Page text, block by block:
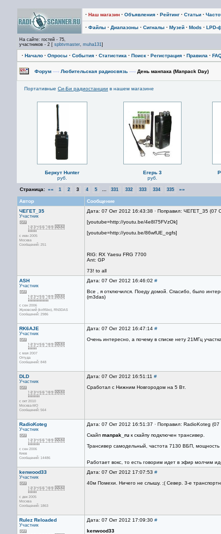
· Наш магазин · Объявления · Рейтинг · Статьи ·
· Файлы · Диапазоны · Сигналы · Музей · Mods · LPD-
На сайте: гостей - 75,
участников - 2 [ spbtvmaster, muha131]
· Начало · Опросы · События · Статистика · Поиск · Регистрация · Правила ·
Форум —› Любительская радиосвязь —› День манпака (Manpack Day)
Портативные Си-Би радиостанции в нашем магазине
Беркут Hunter
руб.
Егерь 3
руб.
Страница: «« 1 2 3 4 5 331 332 333 334 335 »»
Автор
Сообщение
ЧЕГЕТ_35
Участник
с июн 2005
Москва
Сообщений: 251
Дата: 07 Окт 2012 16:43:38 · Поправил: ЧЕГЕТ_35 (07
[youtube=http://youtu.be/4e8l75FVzOk]
[youtube=http://youtu.be/86wfUE_ogfs]
RIG: RX Yaesu FRG 7700
Ant: GP
73! to all
ASH
Участник
с сен 2006
Жуковский (ko95bo), RN3DAS
Сообщений: 2986
Дата: 07 Окт 2012 16:46:02 #
Все , я отключился. Поеду домой. Спасибо, было
(rn3das)
RK6AJE
Участник
с мая 2007
Оттуда
Сообщений: 848
Дата: 07 Окт 2012 16:47:14 #
Очень интересно, а почему в списке нету 21МГц
DLD
Участник
с окт 2010
Москва-МО
Сообщений: 564
Дата: 07 Окт 2012 16:51:11 #
Сработал с Нижним Новгородом на 5 Вт.
RadioKoteg
Участник
с сен 2006
Киев
Сообщений: 14486
Дата: 07 Окт 2012 16:51:37 · Поправил: RadioKoteg
Скайп manpak_ru к скайпу подключен трансивер.
Трансивер самодельный, частота 7130 ВБП,
Работает вокс, то есть говорим идет в эфир молчим
kenwood33
Участник
с дек 2005
Москва
Сообщений: 1863
Дата: 07 Окт 2012 17:07:53 #
40м Помехи. Ничего не слышу. ;( Север. 3-е
Rulez Reloaded
Участник
Дата: 07 Окт 2012 17:09:30 #
kenwood33